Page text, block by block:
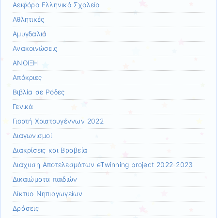
Αειφόρο Ελληνικό Σχολείο
Αθλητικές
Αμυγδαλιά
Ανακοινώσεις
ΑΝΟΙΞΗ
Απόκριες
Βιβλία σε Ρόδες
Γενικά
Γιορτή Χριστουγέννων 2022
Διαγωνισμοί
Διακρίσεις και Βραβεία
Διάχυση Αποτελεσμάτων eTwinning project 2022-2023
Δικαιώματα παιδιών
Δίκτυο Νηπιαγωγείων
Δράσεις